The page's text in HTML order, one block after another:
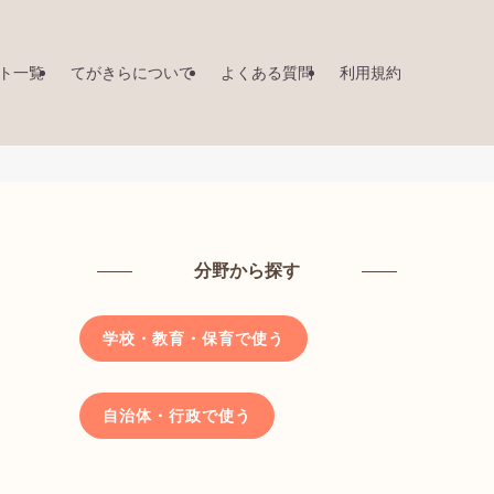
一覧 てがきらについて よくある質問 利用規約
分野から探す
学校・教育・保育で使う
自治体・行政で使う